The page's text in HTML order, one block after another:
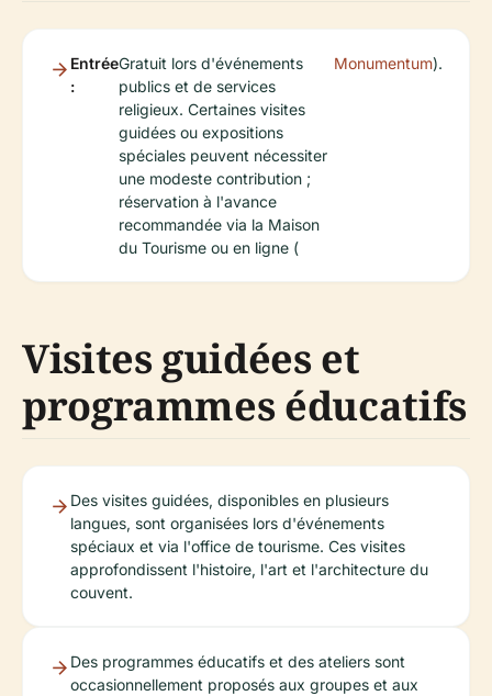
Entrée
:
Gratuit lors d'événements
publics et de services
religieux. Certaines visites
guidées ou expositions
spéciales peuvent nécessiter
une modeste contribution ;
réservation à l'avance
recommandée via la Maison
du Tourisme ou en ligne (
Monumentum).
Visites guidées et
programmes éducatifs
Des visites guidées, disponibles en plusieurs
langues, sont organisées lors d'événements
spéciaux et via l'office de tourisme. Ces visites
approfondissent l'histoire, l'art et l'architecture du
couvent.
Des programmes éducatifs et des ateliers sont
occasionnellement proposés aux groupes et aux